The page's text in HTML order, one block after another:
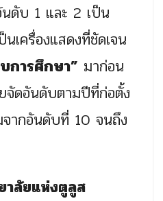
ดับ 1 และ 2 เป็น
เครื่องแสดงที่ชัดเจน
การศึกษา” มาก่อน
จัดอันดับตามปีที่ก่อตั้ง
จากอันดับที่ 10 จนถึง
ลัยแห่งตูลูส